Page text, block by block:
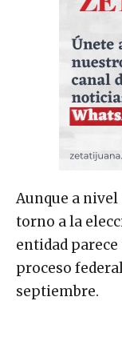
Aunque a
torno a la
entidad
proceso
septiembre.